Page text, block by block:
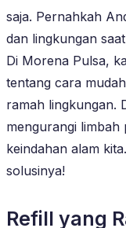
saja. Pernahkah
dan lingkungan
Di Morena Pulsa,
tentang cara
ramah lingkungan.
mengurangi limbah
keindahan alam
solusinya!
Refill yang